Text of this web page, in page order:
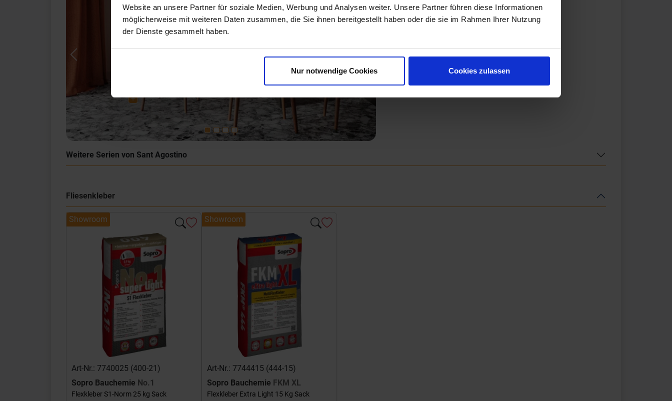
Website an unsere Partner für soziale Medien, Werbung und Analysen weiter. Unsere Partner führen diese Informationen
möglicherweise mit weiteren Daten zusammen, die Sie ihnen bereitgestellt haben oder die sie im Rahmen Ihrer Nutzung
der Dienste gesammelt haben.
Nur notwendige Cookies Cookies zulassen
Previous Next
Weitere Serien von Sant Agostino
Fliesenkleber
Showroom
Art-Nr.: 7740025 (400-21)
Sopro Bauchemie No.1
Flexkleber S1-Norm 25 kg Sack
Showroom
Art-Nr.: 7744415 (444-15)
Sopro Bauchemie FKM XL
Flexkleber Extra Light 15 Kg Sack